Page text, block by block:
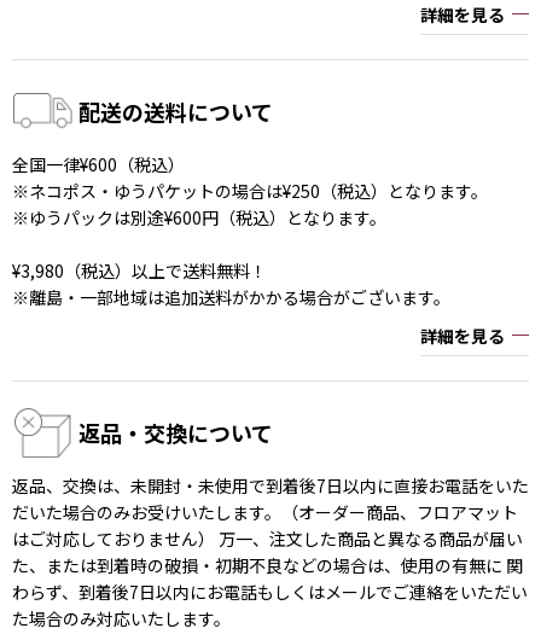
詳細を見る
配送の送料について
全国一律¥600（税込）
※ネコポス・ゆうパケットの場合は¥250（税込）となります。
※ゆうパックは別途¥600円（税込）となります。
¥3,980（税込）以上で送料無料！
※離島・一部地域は追加送料がかかる場合がございます。
詳細を見る
返品・交換について
返品、交換は、未開封・未使用で到着後7日以内に直接お電話をいた
だいた場合のみお受けいたします。（オーダー商品、フロアマット
はご対応しておりません） 万一、注文した商品と異なる商品が届い
た、または到着時の破損・初期不良などの場合は、使用の有無に 関
わらず、到着後7日以内にお電話もしくはメールでご連絡をいただい
た場合のみ対応いたします。